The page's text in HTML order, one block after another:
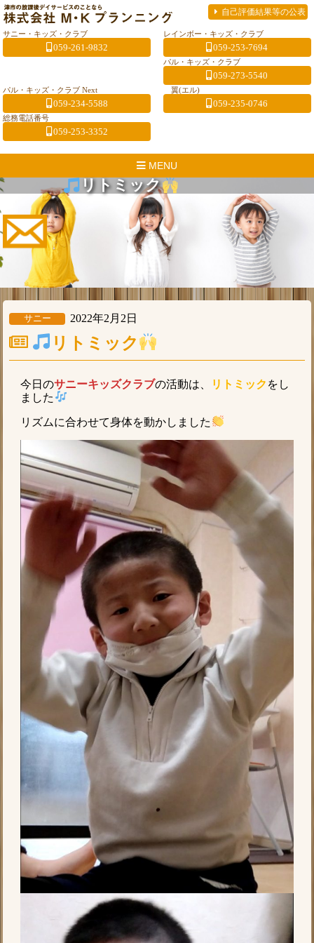
自己評価結果等の公表
サニー・キッズ・クラブ
059-261-9832
レインボー・キッズ・クラブ
059-253-7694
パル・キッズ・クラブ
059-273-5540
パル・キッズ・クラブ Next
059-234-5588
翼(エル)
059-235-0746
総務電話番号
059-253-3352
MENU
リトミック
サニー 2022年2月2日
リトミック
今日のサニーキッズクラブの活動は、 リトミック をし
ました
リズムに合わせて身体を動かしました